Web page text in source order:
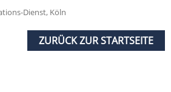
Dienst, Köln
ZURÜCK ZUR STARTSEITE